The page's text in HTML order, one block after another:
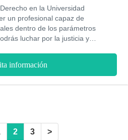
en la Universidad
un profesional capaz de
dentro de los parámetros
luchar por la justicia y
una flexibilidad de horarios, la
para ser profesional sin
información
2 3 >